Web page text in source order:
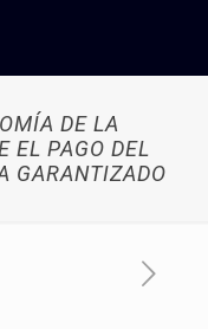
DE LA
EL PAGO DEL
GARANTIZADO